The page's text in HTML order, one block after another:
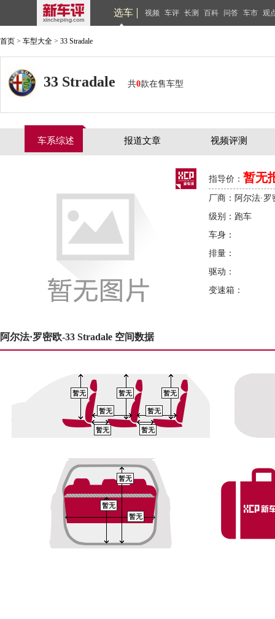
选车 视频 车评 长测 百科 问答 车市 观
首页 > 车型大全 > 33 Stradale
33 Stradale 共0款在售车型
车系综述 报道文章 视频评测
指导价： 暂无
厂商：阿尔法·罗
级别：跑车
车身：
排量：
驱动：
变速箱：
阿尔法·罗密欧-33 Stradale 空间数据
暂无 暂无 暂无
暂无
暂无 暂无
暂无
暂无
暂无
暂无